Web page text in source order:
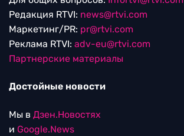
Редакция RTVI: news@rtvi.com
Маркетинг/PR: pr@rtvi.com
Реклама RTVI: adv-eu@rtvi.com
Партнерские материалы
Достойные новости
Мы в Дзен.Новостях
и Google.News